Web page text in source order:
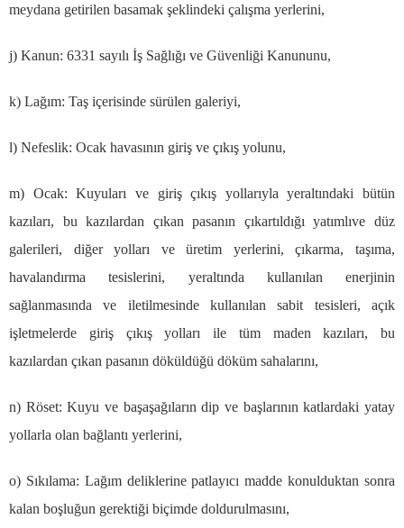
meydana getirilen basamak şeklindeki çalışma yerlerini,
j) Kanun: 6331 sayılı İş Sağlığı ve Güvenliği Kanununu,
k) Lağım: Taş içerisinde sürülen galeriyi,
l) Nefeslik: Ocak havasının giriş ve çıkış yolunu,
m) Ocak: Kuyuları ve giriş çıkış yollarıyla yeraltındaki bütün
kazıları, bu kazılardan çıkan pasanın çıkartıldığı yatımlıve düz
galerileri, diğer yolları veüretim yerlerini,çıkarma, taşıma,
havalandırma tesislerini, yeraltında kullanılan enerjinin
sağlanmasında ve iletilmesinde kullanılan sabit tesisleri, açık
işletmelerde giriş çıkışyolları ile tüm maden kazıları, bu
kazılardan çıkan pasanın döküldüğü döküm sahalarını,
n) Röset: Kuyu ve başaşağıların dip ve başlarının katlardaki yatay
yollarla olan bağlantı yerlerini,
o) Sıkılama: Lağım deliklerine patlayıcı madde konulduktan sonra
kalan boşluğun gerektiği biçimde doldurulmasını,